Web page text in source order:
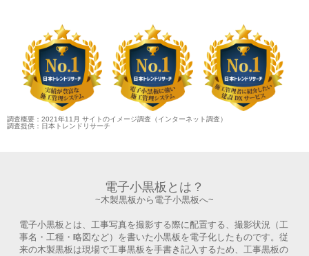
調査概要：2021年11月 サイトのイメージ調査（インターネット調査）
調査提供：日本トレンドリサーチ
電子小黒板とは？
~木製黒板から電子小黒板へ~
電子小黒板とは、工事写真を撮影する際に配置する、撮影状況（工
事名・工種・略図など）を書いた小黒板を電子化したものです。従
来の木製黒板は現場で工事黒板を手書き記入するため、工事黒板の